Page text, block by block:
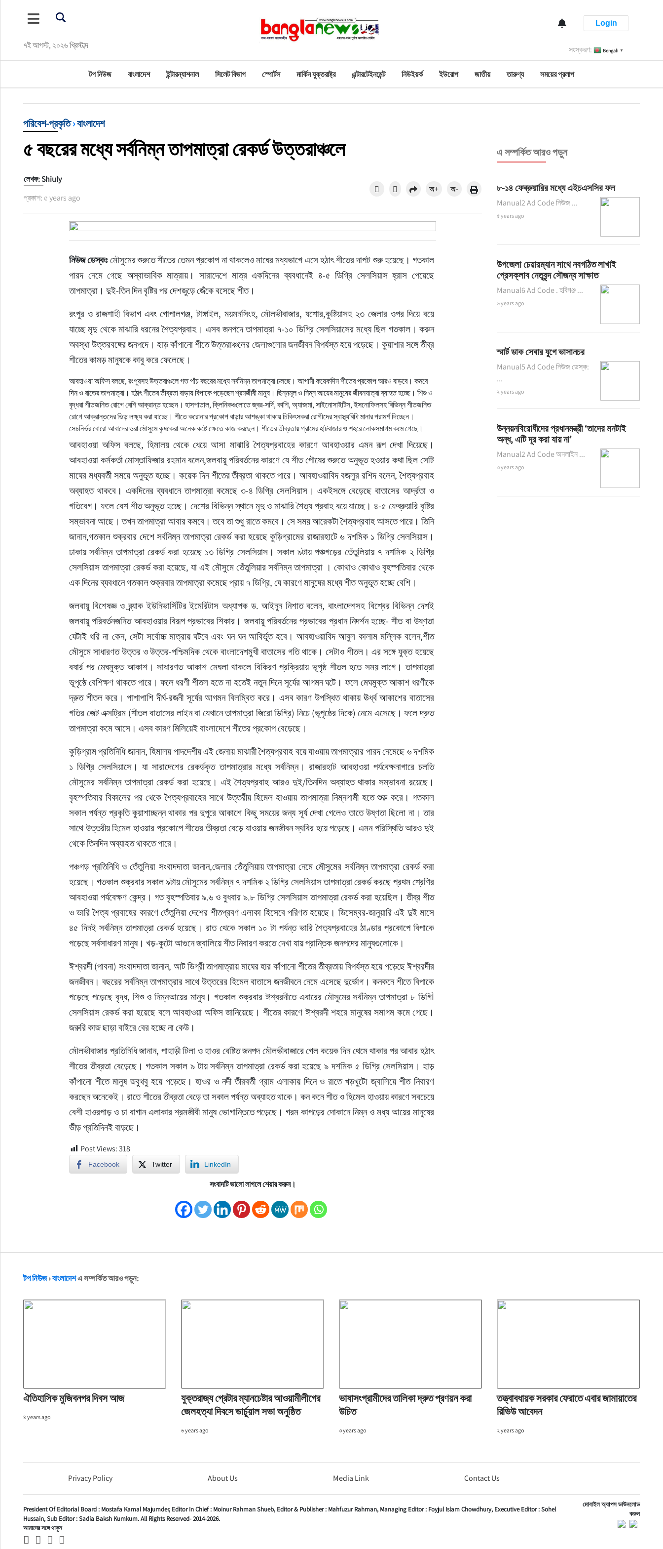
৭ই আগস্ট, ২০২৬ খ্রিস্টাব্দ
Login
সংস্করণ: Bengali ▼
নিউইয়র্ক
টপ নিউজ বাংলাদেশ ইন্টারন্যাশনাল সিলেট বিভাগ স্পোর্টস মার্কিন যুক্তরাষ্ট্র এন্টারটেইনমেন্ট নিউইয়র্ক ইউরোপ জাতীয় তারুণ্য সময়ের প্রলাপ
পরিবেশ-প্রকৃতি›বাংলাদেশ
৫ বছরের মধ্যে সর্বনিম্ন তাপমাত্রা রেকর্ড উত্তরাঞ্চলে
লেখক: Shiuly
প্রকাশ: ৫ years ago
অ+ অ-
নিউজ ডেস্কঃ মৌসুমের শুরুতে শীতের তেমন প্রকোপ না থাকলেও মাঘের মধ্যভাগে এসে হঠাৎ শীতের দাপট শুরু হয়েছে। গতকাল
পারদ নেমে গেছে অস্বাভাবিক মাত্রায়। সারাদেশে মাত্র একদিনের ব্যবধানেই ৪-৫ ডিগ্রি সেলসিয়াস হ্রাস পেয়েছে
তাপমাত্রা। দুই-তিন দিন বৃষ্টির পর দেশজুড়ে জেঁকে বসেছে শীত।
রংপুর ও রাজশাহী বিভাগ এবং গোপালগঞ্জ, টাঙ্গাইল, ময়মনসিংহ, মৌলভীবাজার, যশোর,কুষ্টিয়াসহ ২৩ জেলার ওপর দিয়ে বয়ে
যাচ্ছে মৃদু থেকে মাঝারি ধরনের শৈত্যপ্রবাহ। এসব জনপদে তাপমাত্রা ৭-১০ ডিগ্রি সেলসিয়াসের মধ্যে ছিল গতকাল। করুন
অবস্থা উত্তরবঙ্গের জনপদে। হাড় কাঁপানো শীতে উত্তরাঞ্চলের জেলাগুলোর জনজীবন বিপর্যস্ত হয়ে পড়েছে। কুয়াশার সঙ্গে তীব্র
শীতের কামড় মানুষকে কাবু করে ফেলেছে।
আবহাওয়া অফিস বলছে, রংপুরসহ উত্তরাঞ্চলে গত পাঁচ বছরের মধ্যে সর্বনিম্ন তাপমাত্রা চলছে। আগামী কয়েকদিন শীতের প্রকোপ আরও বাড়বে। কমবে
দিন ও রাতের তাপমাত্রা। হঠাৎ শীতের তীব্রতা বাড়ায় বিপাকে পড়েছেন শ্রমজীবী মানুষ। ছিন্নমূল ও নিম্ন আয়ের মানুষের জীবনযাত্রা ব্যাহত হচ্ছে। শিশু ও
বৃদ্ধরা শীতজনিত রোগে বেশি আক্রান্ত হচ্ছেন। হাসপাতাল, ক্লিনিকগুলোতে জ্বর-সর্দি, কাশি, অ্যাজমা, সাইনোসাইটিস, ইসনোফিলসহ বিভিন্ন শীতজনিত
রোগে আক্রান্তদের ভিড় লক্ষ্য করা যাচ্ছে। শীতে করোনার প্রকোপ বাড়ার আশঙ্কা থাকায় চিকিৎসকরা রোগীদের স্বাস্থ্যবিধি মানার পরামর্শ দিচ্ছেন।
সেচনির্ভর বোরো আবাদের ভরা মৌসুমে কৃষকেরা অনেক কষ্টে ক্ষেতে কাজ করছেন। শীতের তীব্রতায় গ্রামের হাটবাজার ও শহরে লোকসমাগম কমে গেছে।
আবহাওয়া অফিস বলছে, হিমালয় থেকে ধেয়ে আসা মাঝারি শৈত্যপ্রবাহের কারণে আবহাওয়ার এমন রূপ দেখা দিয়েছে।
আবহাওয়া কর্মকর্তা মোস্তাফিজার রহমান বলেন,জলবায়ু পরিবর্তনের কারণে যে শীত পৌষের শুরুতে অনুভূত হওয়ার কথা ছিল সেটি
মাঘের মধ্যবর্তী সময়ে অনুভূত হচ্ছে। কয়েক দিন শীতের তীব্রতা থাকতে পারে। আবহাওয়াবিদ বজলুর রশিদ বলেন, শৈত্যপ্রবাহ
অব্যাহত থাকবে। একদিনের ব্যবধানে তাপমাত্রা কমেছে ৩-৪ ডিগ্রি সেলসিয়াস। একইসঙ্গে বেড়েছে বাতাসের আর্দ্রতা ও
গতিবেগ। ফলে বেশ শীত অনুভূত হচ্ছে। দেশের বিভিন্ন স্থানে মৃদু ও মাঝারি শৈত্য প্রবাহ বয়ে যাচ্ছে। ৪-৫ ফেব্রুয়ারি বৃষ্টির
সম্ভাবনা আছে। তখন তাপমাত্রা আবার কমবে। তবে তা শুধু রাতে কমবে। সে সময় আরেকটা শৈত্যপ্রবাহ আসতে পারে। তিনি
জানান,গতকাল শুক্রবার দেশে সর্বনিম্ন তাপমাত্রা রেকর্ড করা হয়েছে কুড়িগ্রামের রাজারহাটে ৬ দশমিক ১ ডিগ্রি সেলসিয়াস।
ঢাকায় সর্বনিম্ন তাপমাত্রা রেকর্ড করা হয়েছে ১৩ ডিগ্রি সেলসিয়াস। সকাল ৯টায় পঞ্চগড়ের তেঁতুলিয়ায় ৭ দশমিক ২ ডিগ্রি
সেলসিয়াস তাপমাত্রা রেকর্ড করা হয়েছে, যা এই মৌসুমে তেঁতুলিয়ার সর্বনিম্ন তাপমাত্রা । কোথাও কোথাও বৃহস্পতিবার থেকে
এক দিনের ব্যবধানে গতকাল শুক্রবার তাপমাত্রা কমেছে প্রায় ৭ ডিগ্রি, যে কারণে মানুষের মধ্যে শীত অনুভূত হচ্ছে বেশি।
জলবায়ু বিশেষজ্ঞ ও ব্র্যাক ইউনিভার্সিটির ইমেরিটাস অধ্যাপক ড. আইনুন নিশাত বলেন, বাংলাদেশসহ বিশ্বের বিভিন্ন দেশই
জলবায়ু পরিবর্তনজনিত আবহাওয়ার বিরূপ প্রভাবের শিকার। জলবায়ু পরিবর্তনের প্রভাবের প্রধান নিদর্শন হচ্ছে- শীত বা উষ্ণতা
যেটাই ধরি না কেন, সেটা সর্বোচ্চ মাত্রায় ঘটবে এবং ঘন ঘন আবির্ভূত হবে। আবহাওয়াবিদ আবুল কালাম মল্লিক বলেন,শীত
মৌসুমে সাধারণত উত্তর ও উত্তর-পশ্চিমদিক থেকে বাংলাদেশমুখী বাতাসের গতি থাকে। সেটাও শীতল। এর সঙ্গে যুক্ত হয়েছে
বষা‌র্র পর মেঘমুক্ত আকাশ। সাধারণত আকাশ মেঘলা থাকলে বিকিরণ প্রক্রিয়ায় ভূপৃষ্ঠ শীতল হতে সময় লাগে। তাপমাত্রা
ভূপৃষ্ঠে বেশিক্ষণ থাকতে পারে। ফলে ধরণী শীতল হতে না হতেই নতুন দিনে সূর্যের আগমন ঘটে। ফলে মেঘমুক্ত আকাশ ধরণীকে
দ্রুত শীতল করে। পাশাপাশি দীর্ঘ-রজনী সূর্যের আগমন বিলম্বিত করে। এসব কারণ উপস্থিত থাকায় ঊর্ধ্ব আকাশের বাতাসের
গতির জেট এক্সট্রিম (শীতল বাতাসের লাইন বা যেখানে তাপমাত্রা জিরো ডিগ্রি) নিচে (ভূপৃষ্ঠের দিকে) নেমে এসেছে। ফলে দ্রুত
তাপমাত্রা কমে আসে। এসব কারণ মিলিয়েই বাংলাদেশে শীতের প্রকোপ বেড়েছে।
কুড়িগ্রাম প্রতিনিধি জানান, হিমালয় পাদদেশীয় এই জেলায় মাঝারী শৈত্যপ্রবাহ বয়ে যাওয়ায় তাপমাত্রার পারদ নেমেছে ৬ দশমিক
১ ডিগ্রি সেলসিয়াসে। যা সারাদেশের রেকর্ডকৃত তাপমাত্রার মধ্যে সর্বনিম্ন। রাজারহাট আবহাওয়া পর্যবেক্ষনাগারে চলতি
মৌসুমের সর্বনিম্ন তাপমাত্রা রেকর্ড করা হয়েছে। এই শৈত্যপ্রবাহ আরও দুই/তিনদিন অব্যাহত থাকার সম্ভাবনা রয়েছে।
বৃহস্পতিবার বিকালের পর থেকে শৈত্যপ্রবাহের সাথে উত্তরীয় হিমেল হাওয়ায় তাপমাত্রা নিম্নগামী হতে শুরু করে। গতকাল
সকাল পর্যন্ত প্রকৃতি কুয়াশাচ্ছন্ন থাকার পর দুপুরে আকাশে কিছু সময়ের জন্য সূর্য দেখা গেলেও তাতে উষ্ণতা ছিলো না। তার
সাথে উত্তরীয় হিমেল হাওয়ার প্রকোপে শীতের তীব্রতা বেড়ে যাওয়ায় জনজীবন স্থবির হয়ে পড়েছে। এমন পরিস্থিতি আরও দুই
থেকে তিনদিন অব্যাহত থাকতে পারে।
পঞ্চগড় প্রতিনিধি ও তেঁতুলিয়া সংবাদদাতা জানান,জেলার তেঁতুলিয়ায় তাপমাত্রা নেমে মৌসুমের সর্বনিম্ন তাপমাত্রা রেকর্ড করা
হয়েছে। গতকাল শুক্রবার সকাল ৯টায় মৌসুমের সর্বনিম্ন ৭ দশমিক ২ ডিগ্রি সেলসিয়াস তাপমাত্রা রেকর্ড করছে প্রথম শ্রেণির
আবহাওয়া পর্যবেক্ষণ কেন্দ্র। গত বৃহস্পতিবার ৯.৬ ও বুধবার ৯.৮ ডিগ্রি সেলসিয়াস তাপমাত্রা রেকর্ড করা হয়েছিল। তীব্র শীত
ও ভারি শৈত্য প্রবাহের কারণে তেঁতুলিয়া দেশের শীতপ্রবণ এলাকা হিসেবে পরিণত হয়েছে। ডিসেম্বর-জানুয়ারি এই দুই মাসে
৪৫ দিনই সর্বনিম্ন তাপমাত্রা রেকর্ড হয়েছে। রাত থেকে সকাল ১০ টা পর্যন্ত ভারি শৈত্যপ্রবাহের ঠাণ্ডার প্রকোপে বিপাকে
পড়েছে সর্বসাধারণ মানুষ। খড়-কুটো আগুনে জ্বালিয়ে শীত নিবারণ করতে দেখা যায় প্রান্তিক জনপদের মানুষগুলোকে।
ঈশ্বরদী (পাবনা) সংবাদদাতা জানান, আট ডিগ্রী তাপমাত্রায় মাঘের হার কাঁপানো শীতের তীব্রতায় বিপর্যস্ত হয়ে পড়েছে ঈশ্বরদীর
জনজীবন। বছরের সর্বনিম্ন তাপমাত্রার সাথে উত্তরের হিমেল বাতাসে জনজীবনে নেমে এসেছে দুর্ভোগ। কনকনে শীতে বিপাকে
পড়েছে পড়েছে বৃদ্ধ, শিশু ও নিম্নআয়ের মানুষ। গতকাল শুক্রবার ঈশ্বরদীতে এবারের মৌসুমের সর্বনিম্ন তাপমাত্রা ৮ ডিগিÌ
সেলসিয়াস রেকর্ড করা হয়েছে বলে আবহাওয়া অফিস জানিয়েছে। শীতের কারণে ঈশ্বরদী শহরে মানুষের সমাগম কমে গেছে।
জরুরি কাজ ছাড়া বাইরে বের হচ্ছে না কেউ।
মৌলভীবাজার প্রতিনিধি জানান, পাহাড়ী টিলা ও হাওর বেষ্টিত জনপদ মৌলভীবাজারে গেল কয়েক দিন থেমে থাকার পর আবার হঠাৎ
শীতের তীব্রতা বেড়েছে। গতকাল সকাল ৯ টায় সর্বনিম্ন তাপমাত্রা রেকর্ড করা হয়েছে ৯ দশমিক ৫ ডিগ্রি সেলসিয়াস। হাড়
কাঁপানো শীতে মানুষ জবুথবু হয়ে পড়েছে। হাওর ও নদী তীরবর্তী গ্রাম এলাকায় দিনে ও রাতে খড়খুটো জ্বালিয়ে শীত নিবারণ
করছেন অনেকেই। রাতে শীতের তীব্রতা বেড়ে তা সকাল পর্যন্ত অব্যাহত থাকে। কন কনে শীত ও হিমেল হাওয়ায় কারণে সবচেয়ে
বেশী হাওরপাড় ও চা বাগান এলাকার শ্রমজীবী মানুষ ভোগান্তিতে পড়েছে। গরম কাপড়ের দোকানে নিম্ন ও মধ্য আয়ের মানুষের
ভীড় প্রতিদিনই বাড়ছে।
Post Views:318
Facebook Twitter LinkedIn
সংবাদটি ভালো লাগলে শেয়ার করুন।
এ সম্পর্কিত আরও পড়ুন
৮-১৪ ফেব্রুয়ারির মধ্যে এইচএসসির ফল
Manual2 Ad Code নিউজ ...
৫ years ago
উপজেলা চেয়ারম্যান সাথে নবগঠিত লাখাই
প্রেসক্লাব নেতৃবৃন্দ সৌজন্য সাক্ষাত
Manual6 Ad Code . হবিগঞ্জ ...
৬ years ago
স্মার্ট ডাক সেবার যুগে ভাসানচর
Manual5 Ad Code নিউজ ডেস্ক:
...
২ years ago
উন্নয়নবিরোধীদের প্রধানমন্ত্রী ‘তাদের মনটাই
অন্ধ, এটি দূর করা যায় না’
Manual2 Ad Code অনলাইন ...
৩ years ago
টপ নিউজ›বাংলাদেশএ সম্পর্কিত আরও পড়ুন:
ঐতিহাসিক মুজিবনগর দিবস আজ
৪ years ago
যুক্তরাজ্য গ্রেটার ম্যানচেষ্টার আওয়ামীলীগের
জেলহত্যা দিবসে ভার্চুয়াল সভা অনুষ্ঠিত
৬ years ago
ভাষাসংগ্রামীদের তালিকা দ্রুত প্রণয়ন করা
উচিত
৩ years ago
তত্ত্বাবধায়ক সরকার ফেরাতে এবার জামায়াতের
রিভিউ আবেদন
২ years ago
Privacy Policy About Us Media Link Contact Us
President Of Editorial Board : Mostafa Kamal Majumder, Editor In Chief : Moinur Rahman Shueb, Editor & Publisher : Mahfuzur Rahman, Managing Editor : Foyjul Islam Chowdhury, Executive Editor :Sohel
Hussain,Sub Editor :Sadia Baksh Kumkum. All Rights Reserved- 2014-2026.
আমাদের সঙ্গে থাকুন
মোবাইল অ্যাপস ডাউনলোড
করুন